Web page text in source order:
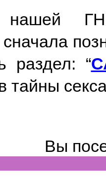
сначала
раздел: “
тайны
Вы